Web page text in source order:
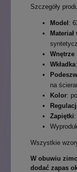
Szczegóły
Model:
Wnętrze
Wkładka
na
Kolor:
Zapiętki
Wszystkie
W obuwiu
dodać zapas